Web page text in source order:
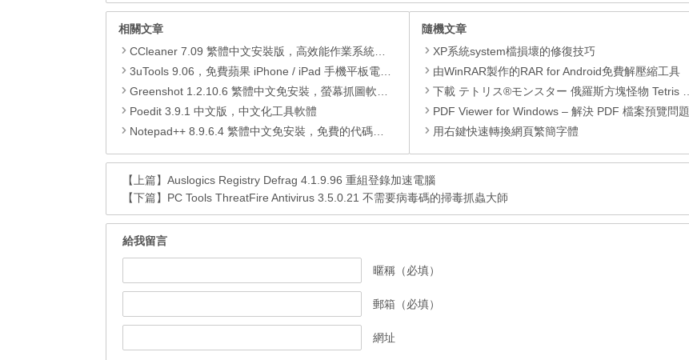
相關文章
CCleaner 7.09 繁體中文安裝版，高效能作業系統清理軟體
3uTools 9.06，免費蘋果 iPhone / iPad 手機平板電腦管理備份還原軟體
Greenshot 1.2.10.6 繁體中文免安裝，螢幕抓圖軟體，1.3.315 安裝版
Poedit 3.9.1 中文版，中文化工具軟體
Notepad++ 8.9.6.4 繁體中文免安裝，免費的代碼編輯器
隨機文章
XP系統system檔損壞的修復技巧
由WinRAR製作的RAR for Android免費解壓縮工具
下載 テトリス®モンスター 俄羅斯方塊怪物 Tetris Monster com.ea.game.tetrismonsters_row APK
PDF Viewer for Windows – 解決 PDF 檔案預覽問題
用右鍵快速轉換網頁繁簡字體
【上篇】 Auslogics Registry Defrag 4.1.9.96 重組登錄加速電腦
【下篇】 PC Tools ThreatFire Antivirus 3.5.0.21 不需要病毒碼的掃毒抓蟲大師
給我留言
暱稱（必填）
郵箱（必填）
網址